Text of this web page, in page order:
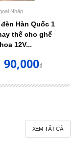
Nhập
Hàn Quốc 1
thế cho ghế
12V...
90,000₫
XEM TẤT CẢ